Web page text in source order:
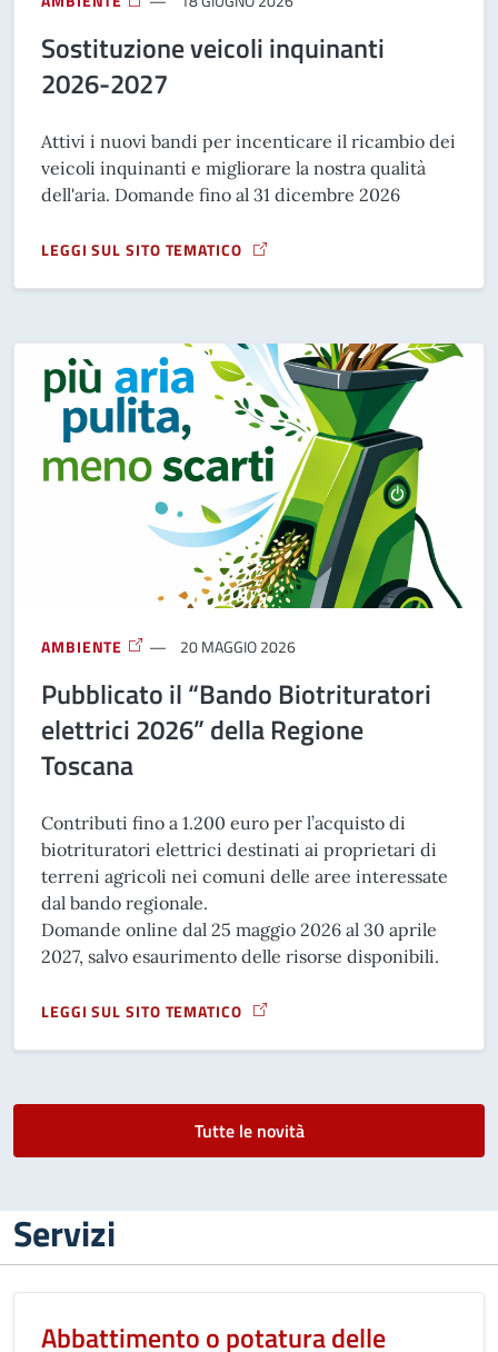
Sostituzione veicoli inquinanti
2026-2027
Attivi i nuovi bandi per incenticare il ricambio dei
veicoli inquinanti e migliorare la nostra qualità
dell'aria. Domande fino al 31 dicembre 2026
LEGGI SUL SITO TEMATICO
A PROPOSITO DI SOSTITUZIONE VEICOLI INQUINANTI
AMBIENTE 20 MAGGIO 2026
Pubblicato il “Bando Biotrituratori
elettrici 2026” della Regione
Toscana
Contributi fino a 1.200 euro per l’acquisto di
biotrituratori elettrici destinati ai proprietari di
terreni agricoli nei comuni delle aree interessate
dal bando regionale.
Domande online dal 25 maggio 2026 al 30 aprile
2027, salvo esaurimento delle risorse disponibili.
LEGGI SUL SITO TEMATICO
A PROPOSITO DI PUBBLICATO IL “BANDO BIOTRITURATORI
Tutte le novità
Servizi
Abbattimento o potatura delle